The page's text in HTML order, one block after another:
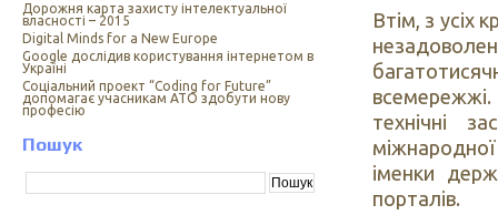
Дорожня карта захисту інтелектуальної
власності – 2015
Digital Minds for a New Europe
Google дослідив користування інтернетом в
Україні
Cоціальний проект “Coding for Future”
допомагає учасникам АТО здобути нову
професію
Пошук
Втім, з усіх
технічні
іменки
порталів.